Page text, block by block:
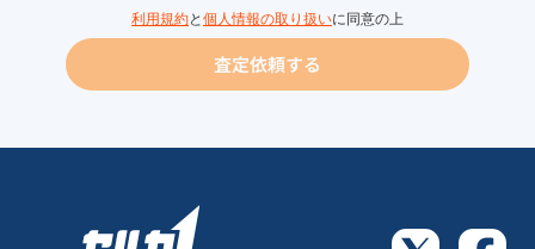
利用規約と 個人情報の取り扱いに同意の上
査定依頼する